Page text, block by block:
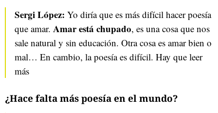
Sergi López: Yo diría que es más difícil hacer poesía
que amar. Amar está chupado, es una cosa que nos
sale natural y sin educación. Otra cosa es amar bien o
mal… En cambio, la poesía es difícil. Hay que leer
más
¿Hace falta más poesía en el mundo?